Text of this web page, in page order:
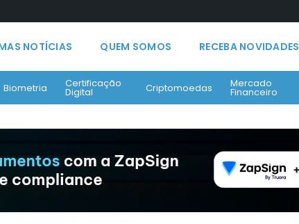
NOTÍCIAS QUEM SOMOS RECEBA NOVIDADES
Biometria Certificação
Digital Criptomoedas Mercado
Financeiro